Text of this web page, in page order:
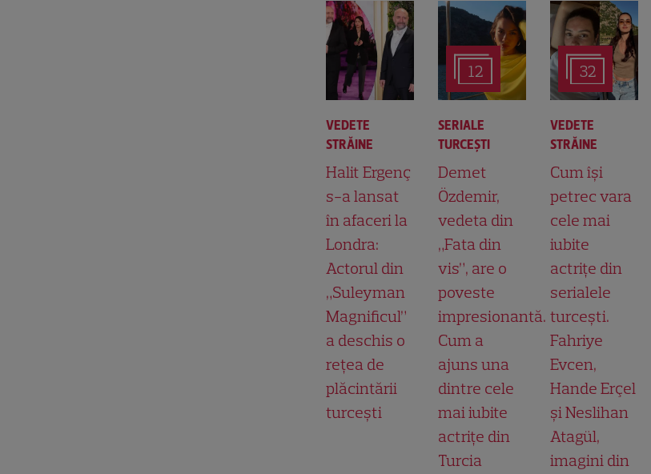
VEDETE
STRĂINE
Halit Ergenç
s-a lansat
în afaceri la
Londra:
Actorul din
„Suleyman
Magnificul”
a deschis o
rețea de
plăcintării
turcești
12
SERIALE
TURCEŞTI
Demet
Özdemir,
vedeta din
„Fata din
vis”, are o
poveste
impresionantă.
Cum a
ajuns una
dintre cele
mai iubite
actrițe din
Turcia
32
VEDETE
STRĂINE
Cum își
petrec vara
cele mai
iubite
actrițe din
serialele
turcești.
Fahriye
Evcen,
Hande Erçel
și Neslihan
Atagül,
imagini din